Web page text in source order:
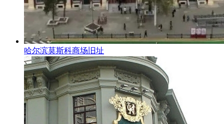
哈尔滨莫斯科商场旧址